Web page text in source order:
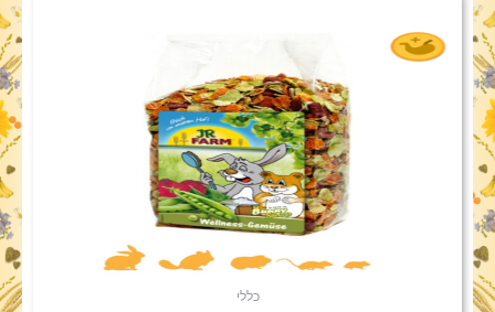
כללי
היה:
₪49.90.
₪34.90.